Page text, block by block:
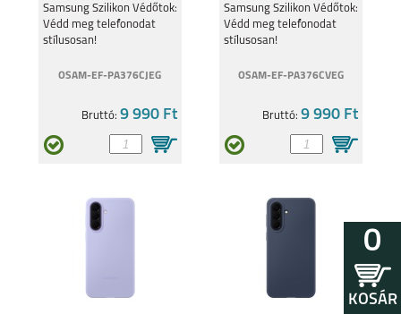
világos szürke
Samsung Szilikon Védőtok:
Védd meg telefonodat
stílusosan!
OSAM-EF-PA376CJEG
Bruttó: 9 990 Ft
vilgos lila
Samsung Szilikon Védőtok:
Védd meg telefonodat
stílusosan!
OSAM-EF-PA376CVEG
Bruttó:9 990 Ft
0
KOSÁR